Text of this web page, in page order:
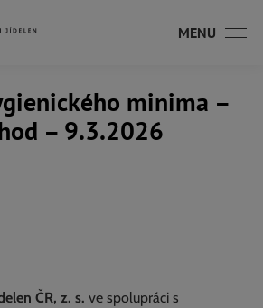
MENU
minima –
– 9.3.2026
ČR, z. s. ve spolupráci s